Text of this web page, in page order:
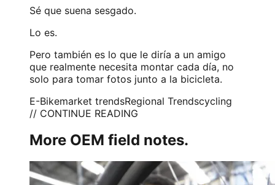
Sé que suena sesgado.
Lo es.
Pero también es lo que le diría a un amigo
que realmente necesita montar cada día, no
solo para tomar fotos junto a la bicicleta.
E-Bikemarket trendsRegional Trendscycling
// CONTINUE READING
More OEM field notes.